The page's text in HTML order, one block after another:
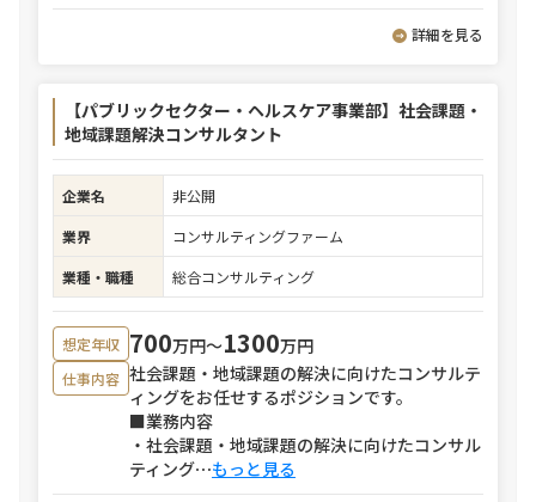
詳細を見る
【パブリックセクター・ヘルスケア事業部】社会課題・
地域課題解決コンサルタント
企業名
非公開
業界
コンサルティングファーム
業種・職種
総合コンサルティング
想定年収 700万円〜1300万円
仕事内容 社会課題・地域課題の解決に向けたコンサルテ
ィングをお任せするポジションです。
■業務内容
・社会課題・地域課題の解決に向けたコンサル
ティング⋯もっと見る